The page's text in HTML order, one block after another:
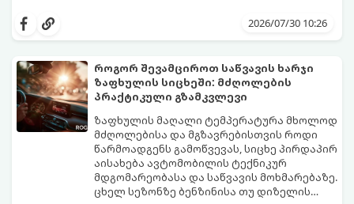
მდე), აუცილებელია იცოდეთ, როგორ
ინსტრუქციას პროცედურების, საჭირო
2026/07/30 10:26
როგორ შევამციროთ საწვავის ხარჯი
ზაფხულის სიცხეში: მძღოლების
პრაქტიკული გზამკვლევი
ზაფხულის მაღალი ტემპერატურა მხოლოდ
მძღოლებისა და მგზავრებისთვის როდი
წარმოადგენს გამოწვევას, სიცხე პირდაპირ
აისახება ავტომობილის ტექნიკურ
მდგომარეობასა და საწვავის მოხმარებაზე.
ცხელ სეზონზე ბენზინისა თუ დიზელის